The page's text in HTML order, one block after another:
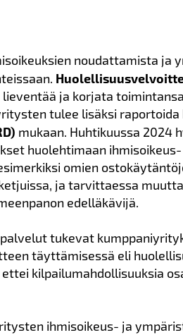
noudattamista ja
ja korjata
tulee lisäksi
mukaan. Huhtikuussa 2024
huolehtimaan
omien
ja tarvittaessa
edelläkävijä.
tukevat
täyttämisessä eli
kilpailumahdollisuuksia
ihmisoikeus- ja